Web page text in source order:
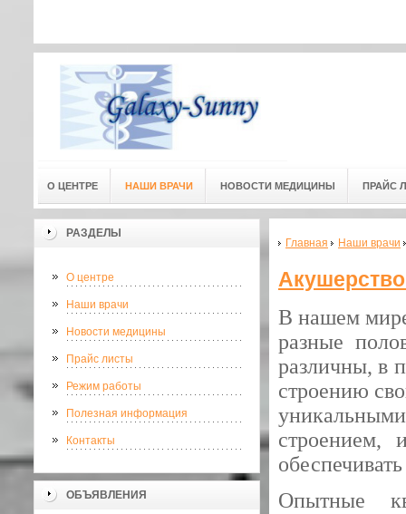
О ЦЕНТРЕ НАШИ ВРАЧИ НОВОСТИ МЕДИЦИНЫ ПРАЙС
РАЗДЕЛЫ
О центре
Наши врачи
Новости медицины
Прайс листы
Режим работы
Полезная информация
Контакты
ОБЪЯВЛЕНИЯ
Главная Наши врачи
В нашем
разные
различны, в
строению
строением,
Опытные